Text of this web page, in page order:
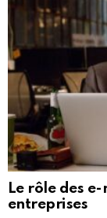
Le rôle des
entreprises